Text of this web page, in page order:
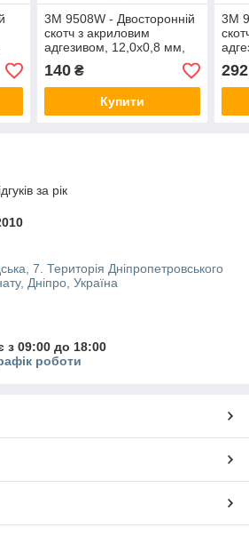
3M 9508W - Двосторонній
скотч з акриловим
адгезивом, 12,0х0,8 мм,
білий, рулон 5 м
140₴
Купити
3M
292
за рік
7. Територія Дніпропетровського
Дніпро, Україна
з 09:00 до 18:00
роботи